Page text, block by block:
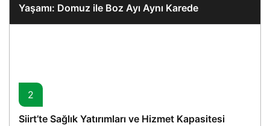
Yaşamı: Domuz ile Boz Ayı Aynı Karede
2
Siirt’te Sağlık Yatırımları ve Hizmet Kapasitesi